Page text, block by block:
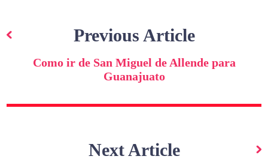
de
artigos
Previous Article
Como ir de San Miguel de Allende para
Guanajuato
Next Article